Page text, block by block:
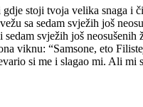
stoji tvoja velika snaga i
sa sedam svježih još
svježih još neosušenih
viknu: “Samsone, eto
si me i slagao mi. Ali mi